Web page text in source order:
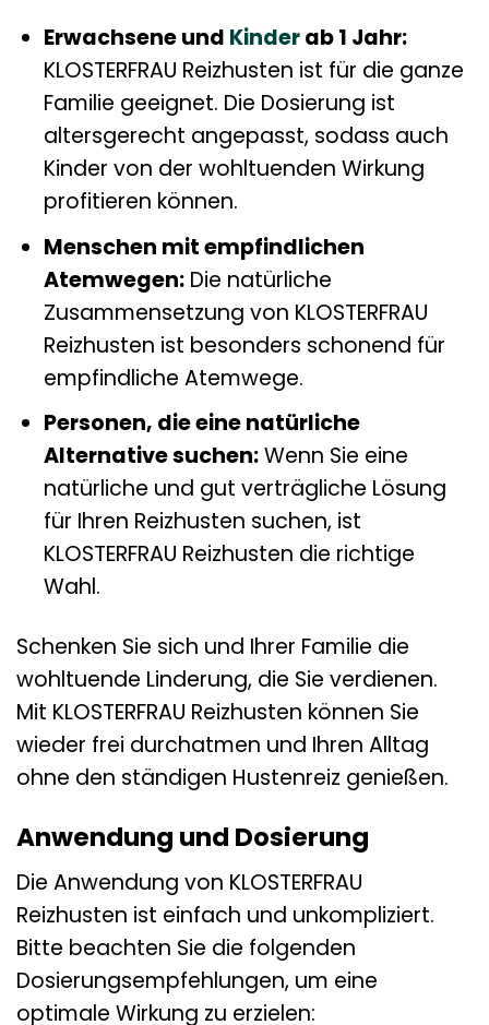
Erwachsene und Kinderab 1 Jahr:
KLOSTERFRAU Reizhusten ist für die ganze
Familie geeignet. Die Dosierung ist
altersgerecht angepasst, sodass auch
Kinder von der wohltuenden Wirkung
profitieren können.
Menschen mit empfindlichen
Atemwegen:Die natürliche
Zusammensetzung von KLOSTERFRAU
Reizhusten ist besonders schonend für
empfindliche Atemwege.
Personen, die eine natürliche
Alternative suchen:Wenn Sie eine
natürliche und gut verträgliche Lösung
für Ihren Reizhusten suchen, ist
KLOSTERFRAU Reizhusten die richtige
Wahl.
Schenken Sie sich und Ihrer Familie die
wohltuende Linderung, die Sie verdienen.
Mit KLOSTERFRAU Reizhusten können Sie
wieder frei durchatmen und Ihren Alltag
ohne den ständigen Hustenreiz genießen.
Anwendung und Dosierung
Die Anwendung von KLOSTERFRAU
Reizhusten ist einfach und unkompliziert.
Bitte beachten Sie die folgenden
Dosierungsempfehlungen, um eine
optimale Wirkung zu erzielen: